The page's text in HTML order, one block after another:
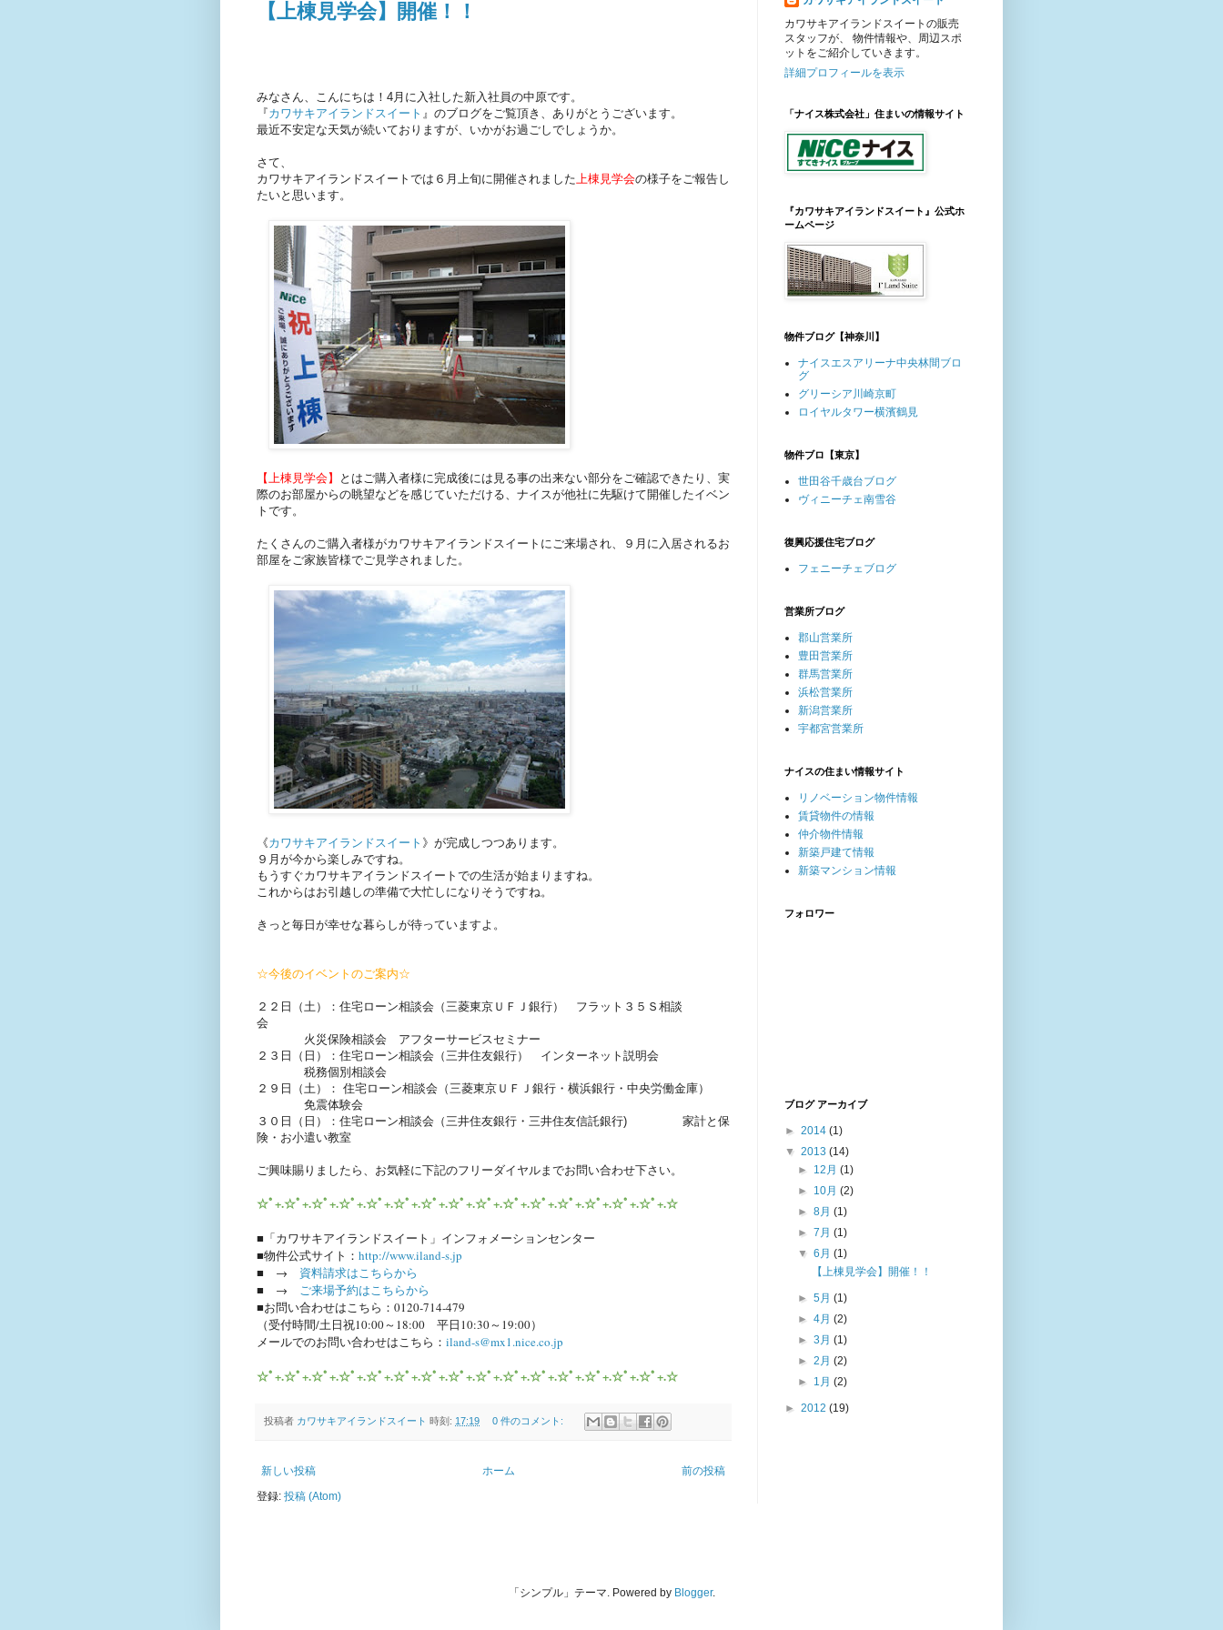
【上棟見学会】開催！！
みなさん、こんにちは！4月に入社した新入社員の中原です。
『カワサキアイランドスイート 』のブログをご覧頂き、ありがとうございます。
最近不安定な天気が続いておりますが、いかがお過ごしでしょうか。
さて、
カワサキアイランドスイートでは６月上旬に開催されました 上棟見学会の様子をご報告し
たいと思います。
【上棟見学会】
とはご購入者様に完成後には見る事の出来ない部分をご確認できたり、実
際のお部屋からの眺望などを感じていただける、ナイスが他社に先駆けて開催したイベン
トです。
たくさんのご購入者様がカワサキアイランドスイートにご来場され、９月に入居されるお
部屋をご家族皆様でご見学されました。
《カワサキアイランドスイート 》が完成しつつあります。
９月が今から楽しみですね。
もうすぐカワサキアイランドスイートでの生活が始まりますね。
これからはお引越しの準備で大忙しになりそうですね。
きっと毎日が幸せな暮らしが待っていますよ。
☆今後のイベントのご案内☆
２２日（土）：住宅ローン相談会（三菱東京ＵＦＪ銀行） フラット３５Ｓ相談
会
火災保険相談会 アフターサービスセミナー
２３日（日）：住宅ローン相談会（三井住友銀行） インターネット説明会
税務個別相談会
２９日（土）： 住宅ローン相談会（三菱東京ＵＦＪ銀行・横浜銀行・中央労働金庫）
免震体験会
３０日（日）：住宅ローン相談会（三井住友銀行・三井住友信託銀行) 家計と保
険・お小遣い教室
ご興味賜りましたら、お気軽に下記のフリーダイヤルまでお問い合わせ下さい。
☆ﾟ+.☆ﾟ+.☆ﾟ+.☆ﾟ+.☆ﾟ+.☆ﾟ+.☆ﾟ+.☆ﾟ+.☆ﾟ+.☆ﾟ+.☆ﾟ+.☆ﾟ+.☆ﾟ+.☆ﾟ+.☆ﾟ+.☆
■ 「カワサキアイランドスイート」インフォメーションセンター
■物件公式サイト ： http://www.iland-s.jp
■ → 資料請求はこちらから
■ → ご来場予約はこちらから
■お問い合わせはこちら ： 0120-714-479
（受付時間/土日祝10:00～ 18:00 平日10:30～ 19:00）
メールでのお問い合わせはこちら ： iland-s@mx1.nice.co.jp
☆ﾟ+.☆ﾟ+.☆ﾟ+.☆ﾟ+.☆ﾟ+.☆ﾟ+.☆ﾟ+.☆ﾟ+.☆ﾟ+.☆ﾟ+.☆ﾟ+.☆ﾟ+.☆ﾟ+.☆ﾟ+.☆ﾟ+.☆
投稿者 カワサキアイランドスイート 時刻: 17:19 0 件のコメント:
新しい投稿 前の投稿
ホーム
登録: 投稿 (Atom)
カワサキアイランドスイートの販売
スタッフが、 物件情報や、周辺スポ
ットをご紹介していきます。
詳細プロフィールを表示
「ナイス株式会社」住まいの情報サイト
『カワサキアイランドスイート』公式ホ
ームページ
物件ブログ【神奈川】
ナイスエスアリーナ中央林間ブロ
グ
グリーシア川崎京町
ロイヤルタワー横濱鶴見
物件ブロ【東京】
世田谷千歳台ブログ
ヴィニーチェ南雪谷
復興応援住宅ブログ
フェニーチェブログ
営業所ブログ
郡山営業所
豊田営業所
群馬営業所
浜松営業所
新潟営業所
宇都宮営業所
ナイスの住まい情報サイト
リノベーション物件情報
賃貸物件の情報
仲介物件情報
新築戸建て情報
新築マンション情報
フォロワー
ブログ アーカイブ
► 2014 (1)
▼ 2013 (14)
► 12月(1)
► 10月(2)
►8月(1)
►7月(1)
▼6月(1)
【上棟見学会】開催！！
►5月(1)
►4月(2)
►3月(1)
►2月(2)
► 1月(2)
► 2012 (19)
「シンプル」テーマ. Powered by Blogger.